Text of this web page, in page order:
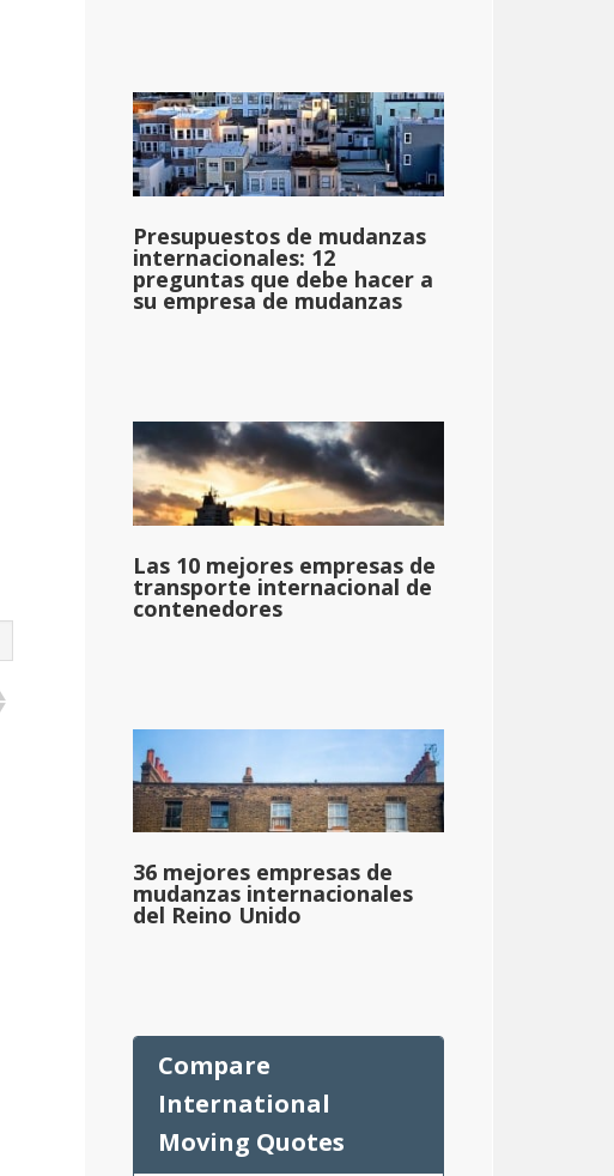
Presupuestos de mudanzas
internacionales: 12
preguntas que debe hacer a
su empresa de mudanzas
Las 10 mejores empresas de
transporte internacional de
contenedores
36 mejores empresas de
mudanzas internacionales
del Reino Unido